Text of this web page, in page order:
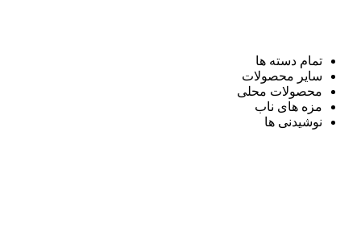
تمام دسته ها
سایر محصولات
محصولات محلی
مزه های ناب
نوشیدنی ها